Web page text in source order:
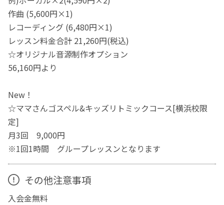
作曲 (5,600円×1)
レコーディング (6,480円×1)
レッスン料金合計 21,260円(税込)
☆オリジナル音源制作オプション
56,160円より
New！
☆ママさんゴスペル&キッズリトミックコース[横浜校限
定]
月3回 9,000円
※1回1時間 グループレッスンとなります
その他注意事項
入会金無料